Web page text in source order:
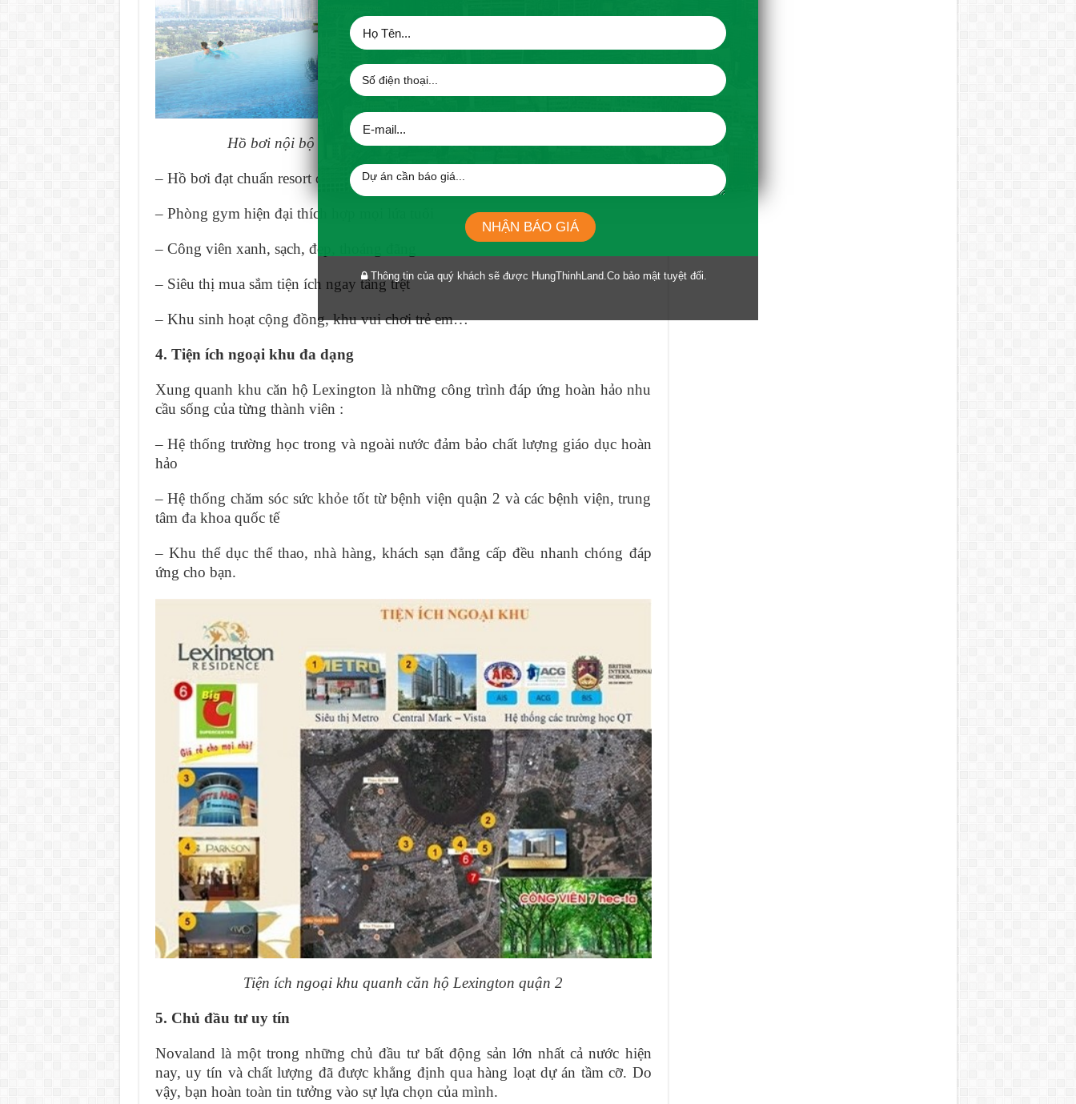
Hồ bơi nội bộ căn hộ Lexington quận 2 đạt chuẩn resort
– Hồ bơi đạt chuẩn resort đẳng cấp
– Phòng gym hiện đại thích hợp mọi lứa tuổi
– Công viên xanh, sạch, đẹp, thoáng đãng
– Siêu thị mua sắm tiện ích ngay tầng trệt
– Khu sinh hoạt cộng đồng, khu vui chơi trẻ em…
4. Tiện ích ngoại khu đa dạng
Xung quanh khu căn hộ Lexington là những công trình đáp ứng hoàn hảo nhu
cầu sống của từng thành viên :
– Hệ thống trường học trong và ngoài nước đảm bảo chất lượng giáo dục hoàn
hảo
– Hệ thống chăm sóc sức khỏe tốt từ bệnh viện quận 2 và các bệnh viện, trung
tâm đa khoa quốc tế
– Khu thể dục thể thao, nhà hàng, khách sạn đẳng cấp đều nhanh chóng đáp
ứng cho bạn.
Tiện ích ngoại khu quanh căn hộ Lexington quận 2
5. Chủ đầu tư uy tín
Novaland là một trong những chủ đầu tư bất động sản lớn nhất cả nước hiện
nay, uy tín và chất lượng đã được khẳng định qua hàng loạt dự án tầm cỡ. Do
vậy, bạn hoàn toàn tin tưởng vào sự lựa chọn của mình.
Thông tin của quý khách sẽ được HungThinhLand.Co bảo mật tuyệt đối.
NHẬN BÁO GIÁ